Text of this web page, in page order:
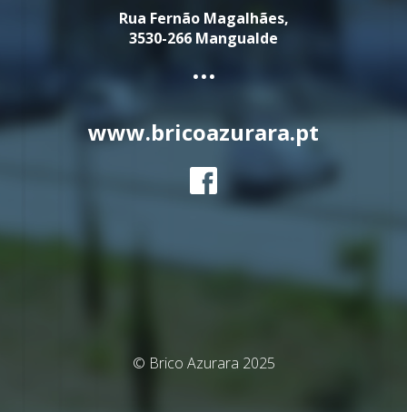
Rua Fernão Magalhães,
3530-266 Mangualde
...
www.bricoazurara.pt
© Brico Azurara 2025